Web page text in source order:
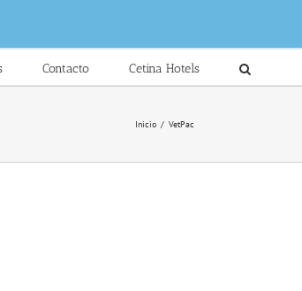
Contacto Cetina Hotels
Inicio / VetPac